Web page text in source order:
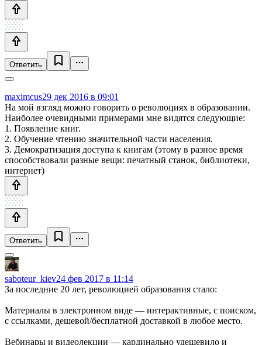
Ответить
maximcus29 дек 2016 в 09:01
На мой взгляд можно говорить о революциях в образовании.
Наиболее очевидными примерами мне видятся следующие:
1. Появление книг.
2. Обучение чтению значительной части населения.
3. Демократизация доступа к книгам (этому в разное время
способствовали разные вещи: печатный станок, библиотеки,
интернет)
Ответить
saboteur_kiev24 фев 2017 в 11:14
За последние 20 лет, революцией образования стало:
Материалы в электронном виде — интерактивные, с поиском,
с ссылками, дешевой/бесплатной доставкой в любое место.
Вебинары и видеолекции — кардинально удешевило и